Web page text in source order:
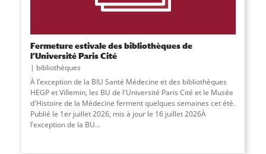
Fermeture estivale des bibliothèques de
l’Université Paris Cité
bibliothèques
À l’exception de la BIU Santé Médecine et des bibliothèques
HEGP et Villemin, les BU de l'Université Paris Cité et le Musée
d'Histoire de la Médecine ferment quelques semaines cet été.
Publié le 1er juillet 2026, mis à jour le 16 juillet 2026À
l’exception de la BU...